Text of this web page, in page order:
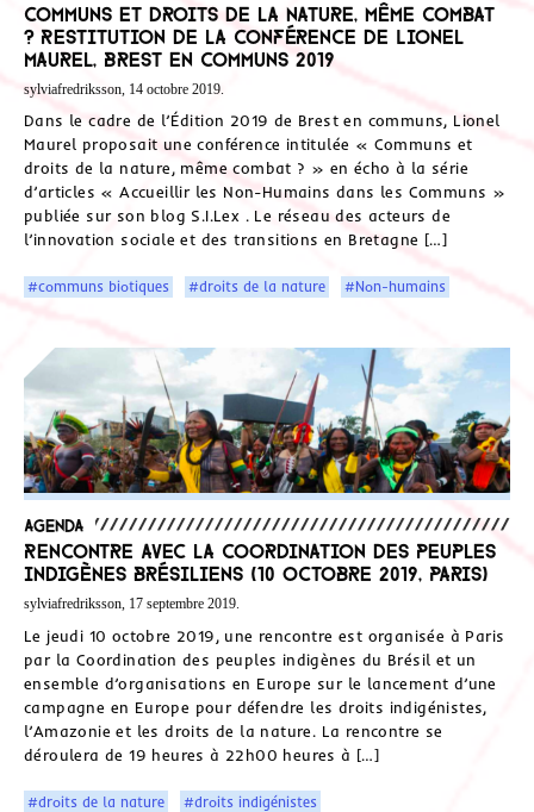
Communs et droits de la nature, même combat
? Restitution de la conférence de Lionel
Maurel, Brest en communs 2019
sylviafredriksson, 14 octobre 2019.
Dans le cadre de l’Édition 2019 de Brest en communs, Lionel
Maurel proposait une conférence intitulée « Communs et
droits de la nature, même combat ? » en écho à la série
d’articles « Accueillir les Non-Humains dans les Communs »
publiée sur son blog S.I.Lex . Le réseau des acteurs de
l’innovation sociale et des transitions en Bretagne […]
#communs biotiques #droits de la nature #Non-humains
Agenda
Rencontre avec la Coordination des peuples
indigènes brésiliens (10 octobre 2019, Paris)
sylviafredriksson, 17 septembre 2019.
Le jeudi 10 octobre 2019, une rencontre est organisée à Paris
par la Coordination des peuples indigènes du Brésil et un
ensemble d’organisations en Europe sur le lancement d’une
campagne en Europe pour défendre les droits indigénistes,
l’Amazonie et les droits de la nature. La rencontre se
déroulera de 19 heures à 22h00 heures à […]
#droits de la nature #droits indigénistes